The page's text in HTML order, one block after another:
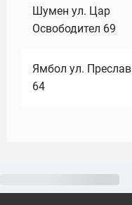
Шумен ул. Цар
Освободител 69
Ямбол ул. Преслав
64